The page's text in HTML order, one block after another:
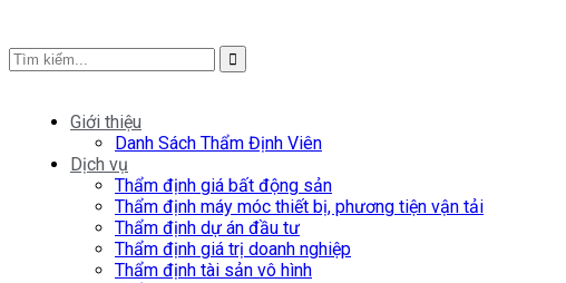
Giới thiệu
Danh Sách Thẩm Định Viên
Dịch vụ
Thẩm định giá bất động sản
Thẩm định máy móc thiết bị, phương tiện vận tải
Thẩm định dự án đầu tư
Thẩm định giá trị doanh nghiệp
Thẩm định tài sản vô hình